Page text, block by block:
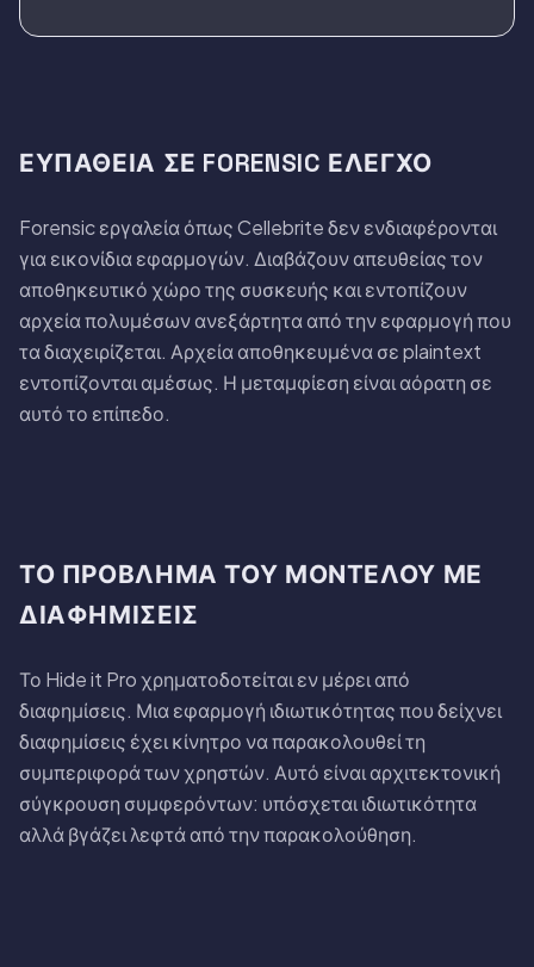
ΕΥΠΆΘΕΙΑ ΣΕ FORENSIC ΈΛΕΓΧΟ
Forensic εργαλεία όπως Cellebrite δεν ενδιαφέρονται
για εικονίδια εφαρμογών. Διαβάζουν απευθείας τον
αποθηκευτικό χώρο της συσκευής και εντοπίζουν
αρχεία πολυμέσων ανεξάρτητα από την εφαρμογή που
τα διαχειρίζεται. Αρχεία αποθηκευμένα σε plaintext
εντοπίζονται αμέσως. Η μεταμφίεση είναι αόρατη σε
αυτό το επίπεδο.
ΤΟ ΠΡΌΒΛΗΜΑ ΤΟΥ ΜΟΝΤΈΛΟΥ ΜΕ
ΔΙΑΦΗΜΊΣΕΙΣ
Το Hide it Pro χρηματοδοτείται εν μέρει από
διαφημίσεις. Μια εφαρμογή ιδιωτικότητας που δείχνει
διαφημίσεις έχει κίνητρο να παρακολουθεί τη
συμπεριφορά των χρηστών. Αυτό είναι αρχιτεκτονική
σύγκρουση συμφερόντων: υπόσχεται ιδιωτικότητα
αλλά βγάζει λεφτά από την παρακολούθηση.